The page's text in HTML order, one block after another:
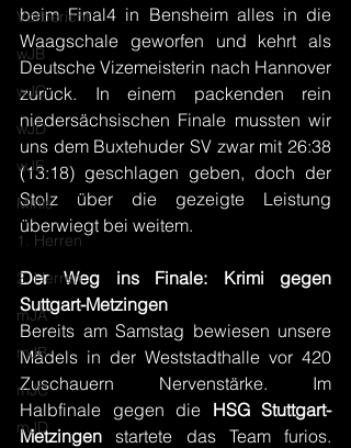
Vorbericht
wJB
wJC
wJD
wJE
Minis
1. Herren
2. Herren
mJA
mJB
mJC
mJD
beim Final4 in Bensheim alles in die
Waagschale geworfen und kehrt als
Deutsche Vizemeisterin nach Hannover
zurück. In einem packenden rein
niedersächsischen Finale mussten wir
uns dem Buxtehuder SV zwar mit 26:38
(13:18) geschlagen geben, doch der
Stolz über die gezeigte Leistung
überwiegt bei weitem.
Der Weg ins Finale: Krimi gegen
Suttgart-Metzingen
Bereits am Samstag bewiesen unsere
Mädels in der Weststadthalle vor 420
Zuschauern Nervenstärke. Im
Halbfinale gegen die HSG Stuttgart-
Metzingen startete das Team furios.